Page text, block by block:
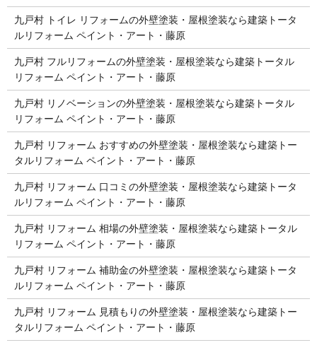
九戸村 トイレ リフォームの外壁塗装・屋根塗装なら建築トータ
ルリフォーム ペイント・アート・藤原
九戸村 フルリフォームの外壁塗装・屋根塗装なら建築トータル
リフォーム ペイント・アート・藤原
九戸村 リノベーションの外壁塗装・屋根塗装なら建築トータル
リフォーム ペイント・アート・藤原
九戸村 リフォーム おすすめの外壁塗装・屋根塗装なら建築トー
タルリフォーム ペイント・アート・藤原
九戸村 リフォーム 口コミの外壁塗装・屋根塗装なら建築トータ
ルリフォーム ペイント・アート・藤原
九戸村 リフォーム 相場の外壁塗装・屋根塗装なら建築トータル
リフォーム ペイント・アート・藤原
九戸村 リフォーム 補助金の外壁塗装・屋根塗装なら建築トータ
ルリフォーム ペイント・アート・藤原
九戸村 リフォーム 見積もりの外壁塗装・屋根塗装なら建築トー
タルリフォーム ペイント・アート・藤原